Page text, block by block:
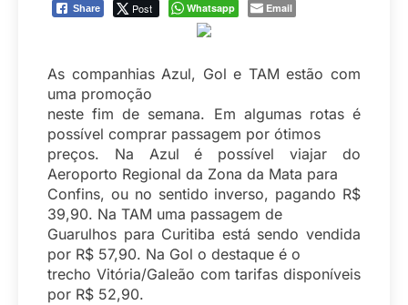
Share Post Whatsapp Email
As companhias Azul, Gol e TAM estão com
uma promoção
neste fim de semana. Em algumas rotas é
possível comprar passagem por ótimos
preços. Na Azul é possível viajar do
Aeroporto Regional da Zona da Mata para
Confins, ou no sentido inverso, pagando R$
39,90. Na TAM uma passagem de
Guarulhos para Curitiba está sendo vendida
por R$ 57,90. Na Gol o destaque é o
trecho Vitória/Galeão com tarifas disponíveis
por R$ 52,90.